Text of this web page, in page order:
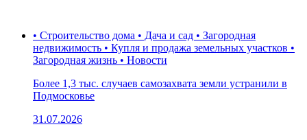
• Строительство дома • Дача и сад • Загородная
недвижимость • Купля и продажа земельных участков •
Загородная жизнь • Новости
Более 1,3 тыс. случаев самозахвата земли устранили в
Подмосковье
31.07.2026